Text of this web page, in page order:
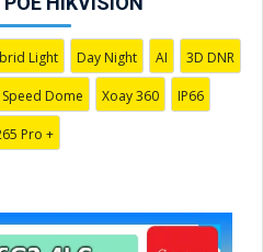
Light Day Night AI 3D DNR
Speed Dome Xoay 360 IP66
Pro +